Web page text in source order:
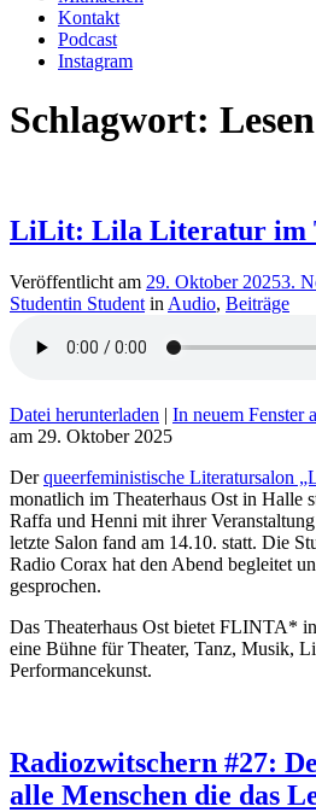
Kontakt
Podcast
Instagram
Schlagwort: Lesen
LiLit: Lila Literatur im
Veröffentlicht am 29. Oktober 20253.
Studentin Student in Audio, Beiträge
Datei herunterladen | In neuem Fenster
am 29. Oktober 2025
Derqueerfeministische Literatursalon
monatlich im Theaterhaus Ost in Halle
Raffa und Henni mit ihrer
letzte Salon fand am 14.10. statt. Die
Radio Corax hat den Abend begleitet
gesprochen.
Das Theaterhaus Ost bietet FLINTA*
eine Bühne für Theater, Tanz, Musik,
Performancekunst.
Radiozwitschern #27:
alle Menschen die das